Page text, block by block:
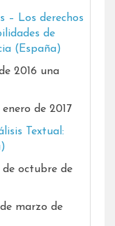
– Los derechos
de
(España)
2016 una
de 2017
Textual:
de octubre de
marzo de